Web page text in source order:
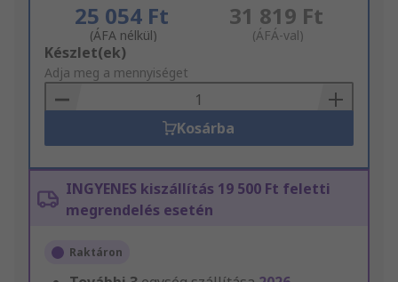
25 054 Ft
(ÁFA nélkül)
31 819 Ft
(ÁFÁ-val)
Add
to
Basket
Készlet(ek)
Adja meg a mennyiséget
Kosárba
INGYENES kiszállítás 19 500 Ft feletti
megrendelés esetén
Raktáron